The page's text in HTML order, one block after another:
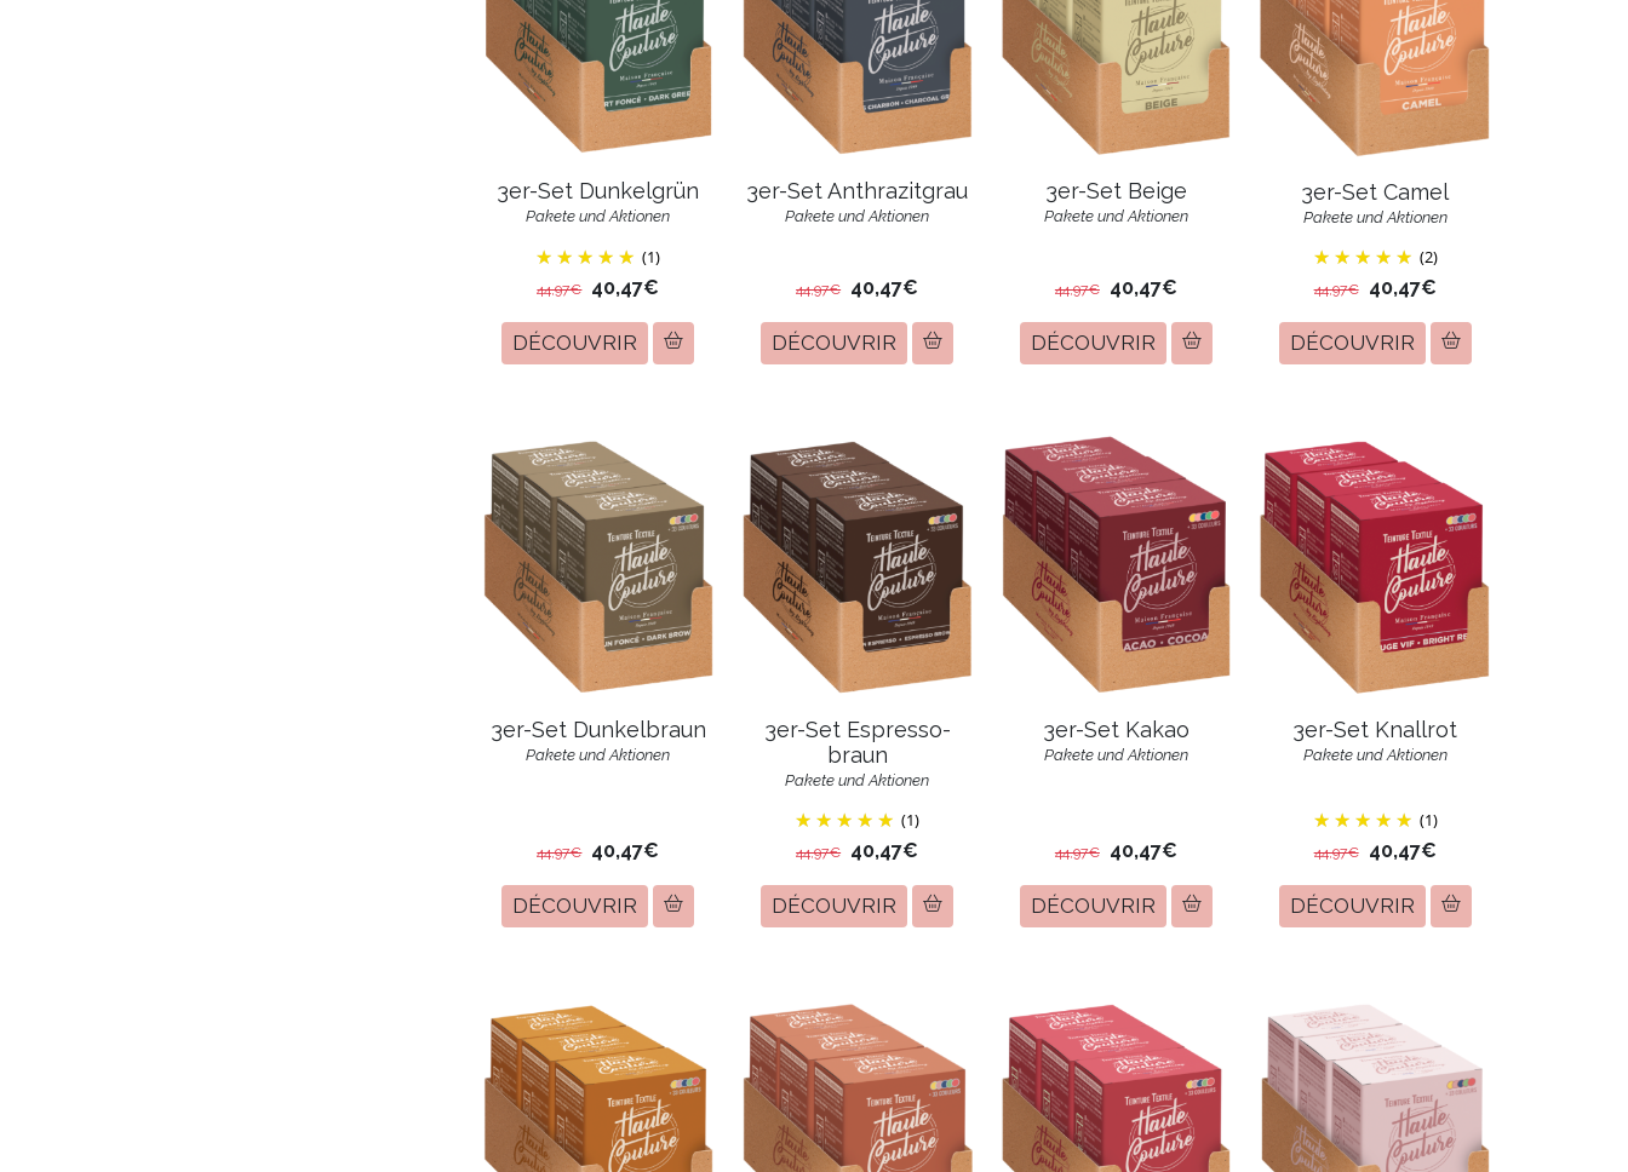
3er-Set Dunkelgrün
Pakete und Aktionen
(1)
44,97€ 40,47€
DÉCOUVRIR
3er-Set Anthrazitgrau
Pakete und Aktionen
44,97€ 40,47€
DÉCOUVRIR
3er-Set Beige
Pakete und Aktionen
44,97€ 40,47€
DÉCOUVRIR
3er-Set Camel
Pakete und Aktionen
(2)
44,97€ 40,47€
DÉCOUVRIR
3er-Set Dunkelbraun
Pakete und Aktionen
44,97€ 40,47€
DÉCOUVRIR
3er-Set Espresso-
braun
Pakete und Aktionen
(1)
44,97€ 40,47€
DÉCOUVRIR
3er-Set Kakao
Pakete und Aktionen
44,97€ 40,47€
DÉCOUVRIR
3er-Set Knallrot
Pakete und Aktionen
(1)
44,97€ 40,47€
DÉCOUVRIR